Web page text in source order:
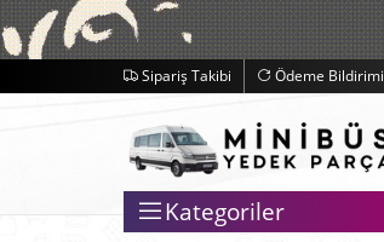
Sipariş Takibi Ödeme Bildirimi
Kategoriler